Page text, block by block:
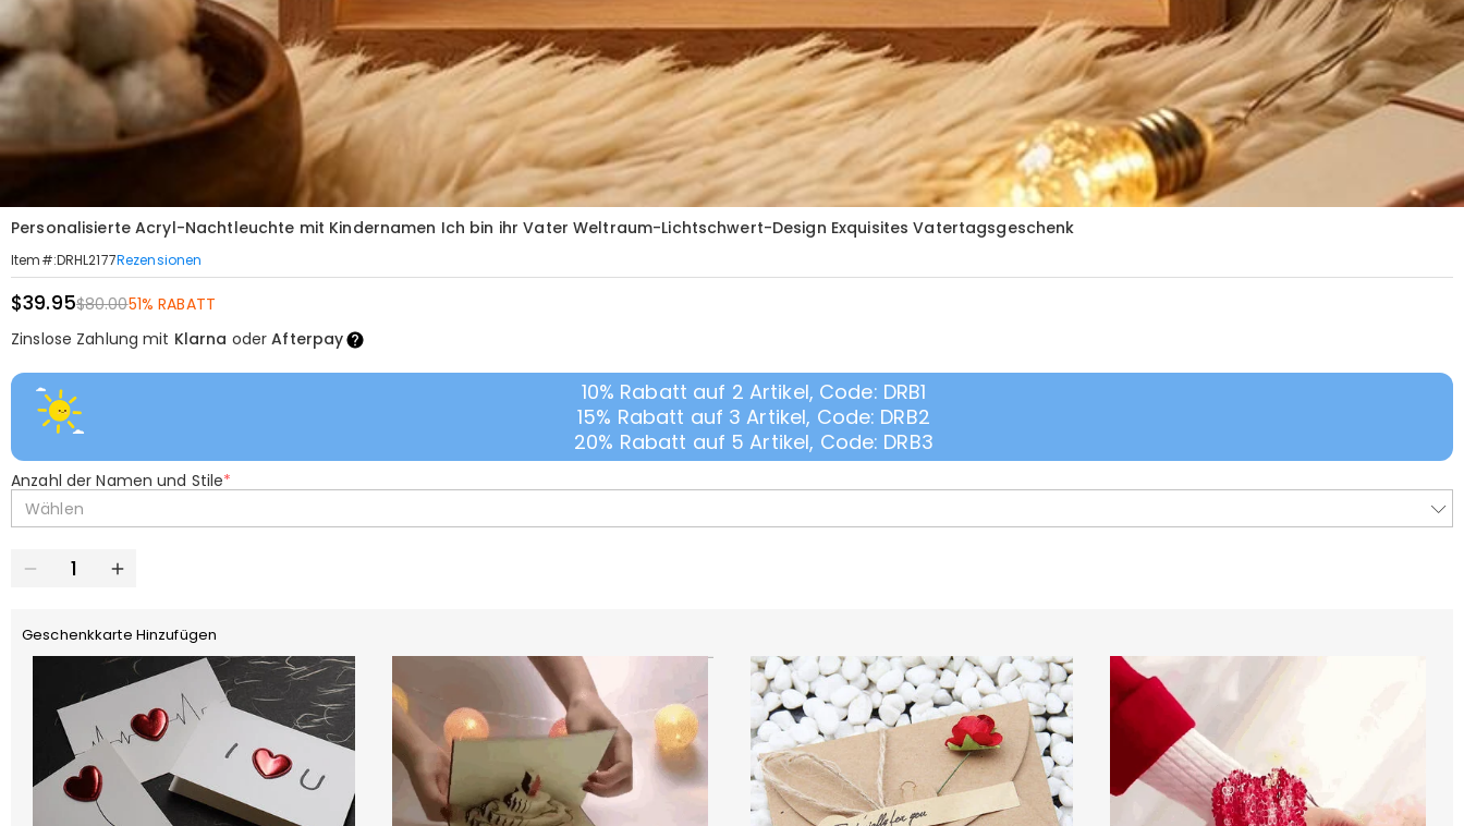
Personalisierte Acryl-Nachtleuchte mit Kindernamen Ich bin ihr Vater Weltraum-Lichtschwert-Design Exquisites Vatertagsgeschenk
Item#:DRHL2177Rezensionen
$39.95$80.0051% RABATT
Zinslose Zahlung mit Klarna oderAfterpay
10% Rabatt auf 2 Artikel, Code: DRB1
15% Rabatt auf 3 Artikel, Code: DRB2
20% Rabatt auf 5 Artikel, Code: DRB3
Anzahl der Namen und Stile*
Wählen
Geschenkkarte Hinzufügen